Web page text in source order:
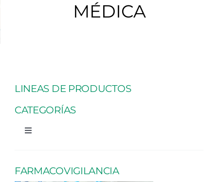
MÉDICA
LINEAS DE PRODUCTOS
CATEGORÍAS
Toggle
FARMACOVIGILANCIA